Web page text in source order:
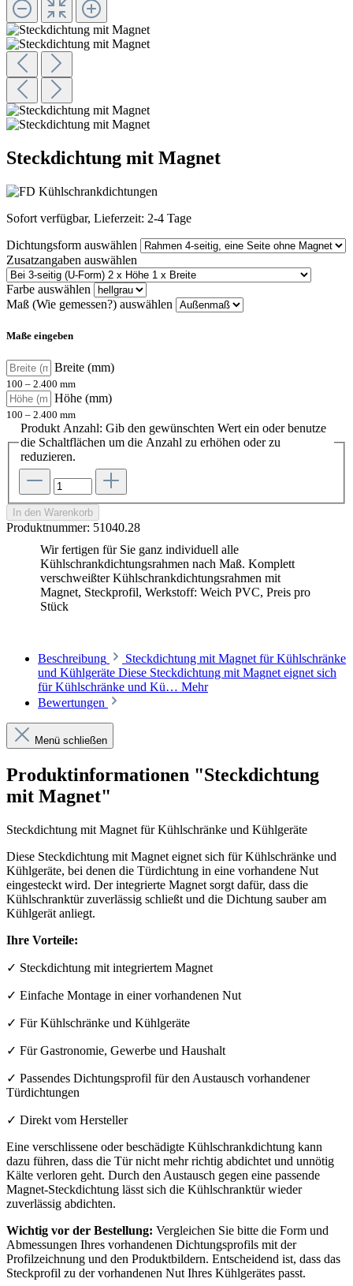
Steckdichtung mit Magnet
Sofort verfügbar, Lieferzeit: 2-4 Tage
Dichtungsform auswählen
Zusatzangaben auswählen
Farbe auswählen
Maß (Wie gemessen?) auswählen
Maße eingeben
Breite (mm)
100 – 2.400 mm
Höhe (mm)
100 – 2.400 mm
Produkt Anzahl: Gib den gewünschten Wert ein oder benutze
die Schaltflächen um die Anzahl zu erhöhen oder zu
reduzieren.
In den Warenkorb
Produktnummer: 51040.28
Wir fertigen für Sie ganz individuell alle
Kühlschrankdichtungsrahmen nach Maß. Komplett
verschweißter Kühlschrankdichtungsrahmen mit
Magnet, Steckprofil, Werkstoff: Weich PVC, Preis pro
Stück
Beschreibung
Steckdichtung mit Magnet für Kühlschränke
und Kühlgeräte Diese Steckdichtung mit Magnet eignet sich
für Kühlschränke und Kü… Mehr
Bewertungen
Menü schließen
Produktinformationen "Steckdichtung
mit Magnet"
Steckdichtung mit Magnet für Kühlschränke und Kühlgeräte
Diese Steckdichtung mit Magnet eignet sich für Kühlschränke und
Kühlgeräte, bei denen die Türdichtung in eine vorhandene Nut
eingesteckt wird. Der integrierte Magnet sorgt dafür, dass die
Kühlschranktür zuverlässig schließt und die Dichtung sauber am
Kühlgerät anliegt.
Ihre Vorteile:
✓ Steckdichtung mit integriertem Magnet
✓ Einfache Montage in einer vorhandenen Nut
✓ Für Kühlschränke und Kühlgeräte
✓ Für Gastronomie, Gewerbe und Haushalt
✓ Passendes Dichtungsprofil für den Austausch vorhandener
Türdichtungen
✓ Direkt vom Hersteller
Eine verschlissene oder beschädigte Kühlschrankdichtung kann
dazu führen, dass die Tür nicht mehr richtig abdichtet und unnötig
Kälte verloren geht. Durch den Austausch gegen eine passende
Magnet-Steckdichtung lässt sich die Kühlschranktür wieder
zuverlässig abdichten.
Wichtig vor der Bestellung: Vergleichen Sie bitte die Form und
Abmessungen Ihres vorhandenen Dichtungsprofils mit der
Profilzeichnung und den Produktbildern. Entscheidend ist, dass das
Steckprofil zu der vorhandenen Nut Ihres Kühlgerätes passt.